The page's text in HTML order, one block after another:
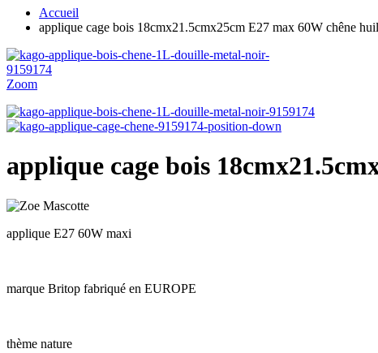
Accueil
applique cage bois 18cmx21.5cmx25cm E27 max 60W chêne
Zoom
applique cage bois
applique E27 60W maxi
marque Britop fabriqué en EUROPE
thème nature